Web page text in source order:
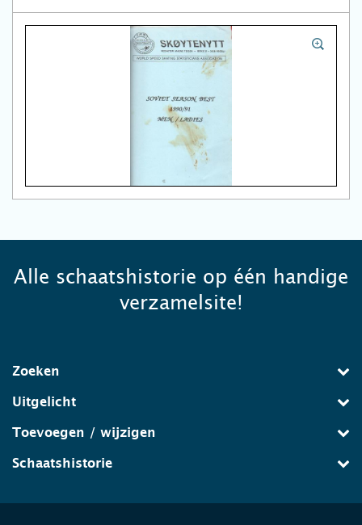
Alle schaatshistorie op één handige
verzamelsite!
Zoeken
Uitgelicht
Toevoegen / wijzigen
Schaatshistorie